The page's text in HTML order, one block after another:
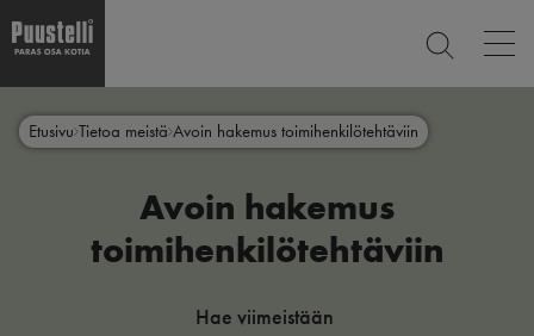
pääsisältöön
Main
menu
Etusivu Tietoa meistä Avoin hakemus toimihenkilötehtäviin
Avoin hakemus
toimihenkilötehtäviin
Hae viimeistään